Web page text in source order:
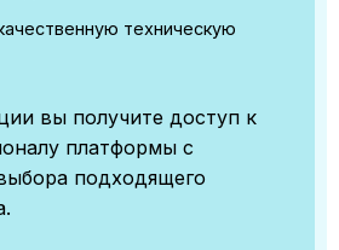
техническую
вы получите доступ к
платформы с
подходящего